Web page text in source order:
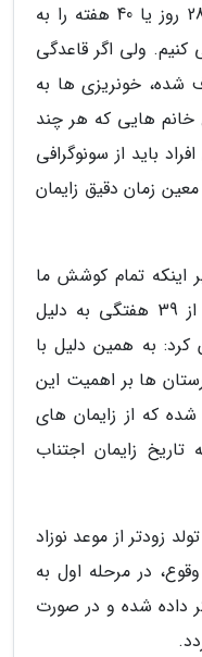
افراد از اولین روز آخرین قاعدگی 280 روز یا 40 هفته را به
کنیم. ولی اگر قاعدگی
شده، خونریزی ها به
هایی که هر چند
باید از سونوگرافی
زمان دقیق زایمان
اینکه تمام کوشش ما
این است که از زایمان های پیش از 39 هفتگی به دلیل
کرد: به همین دلیل با
ها بر اهمیت این
که از زایمان های
زایمان اجتناب
زودتر از موعد نوزاد
در مرحله اول به
داده شده و در صورت